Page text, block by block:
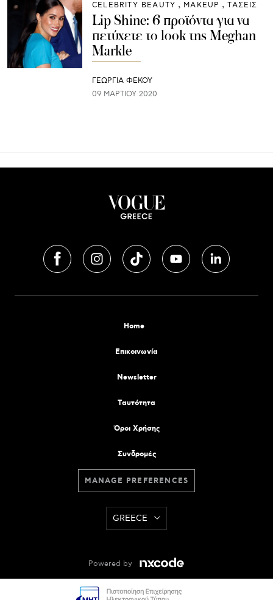
CELEBRITY BEAUTY ΜAKEUP ΤΑΣΕΙΣ
Lip Shine: 6 προϊόντα για να
πετύχετε το look της Meghan
Markle
ΓΕΩΡΓΙΑ ΦΕΚΟΥ
09 ΜΑΡΤΊΟΥ 2020
Home
Επικοινωνία
Newsletter
Tαυτότητα
Όροι Χρήσης
Συνδρομές
MANAGE PREFERENCES
GREECE
Powered by